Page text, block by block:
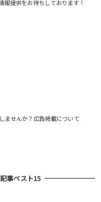
報提供をお待ちしております！
ませんか？広告掲載について
事ベスト15